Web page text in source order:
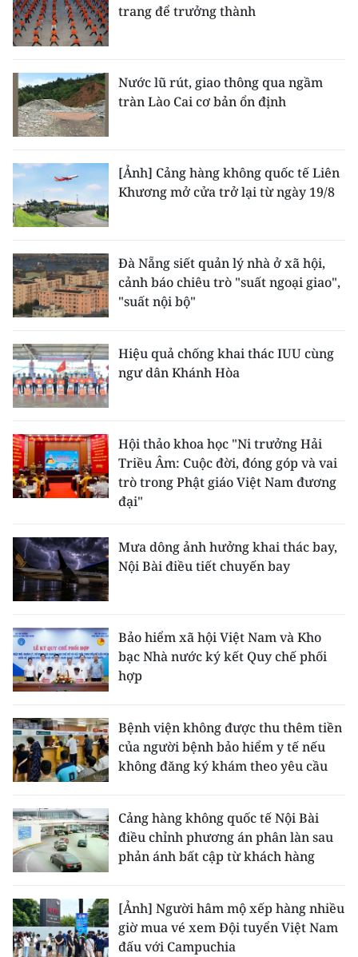
trang để trưởng thành
Nước lũ rút, giao thông qua ngầm
tràn Lào Cai cơ bản ổn định
[Ảnh] Cảng hàng không quốc tế Liên
Khương mở cửa trở lại từ ngày 19/8
Đà Nẵng siết quản lý nhà ở xã hội,
cảnh báo chiêu trò "suất ngoại giao",
"suất nội bộ"
Hiệu quả chống khai thác IUU cùng
ngư dân Khánh Hòa
Hội thảo khoa học "Ni trưởng Hải
Triều Âm: Cuộc đời, đóng góp và vai
trò trong Phật giáo Việt Nam đương
đại"
Mưa dông ảnh hưởng khai thác bay,
Nội Bài điều tiết chuyến bay
Bảo hiểm xã hội Việt Nam và Kho
bạc Nhà nước ký kết Quy chế phối
hợp
Bệnh viện không được thu thêm tiền
của người bệnh bảo hiểm y tế nếu
không đăng ký khám theo yêu cầu
Cảng hàng không quốc tế Nội Bài
điều chỉnh phương án phân làn sau
phản ánh bất cập từ khách hàng
[Ảnh] Người hâm mộ xếp hàng nhiều
giờ mua vé xem Đội tuyển Việt Nam
đấu với Campuchia